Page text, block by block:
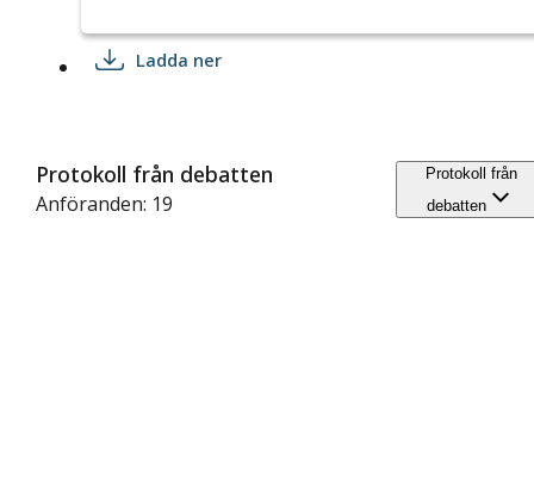
Ladda ner
Protokoll från debatten
Anföranden: 19
Protokoll från
debatten